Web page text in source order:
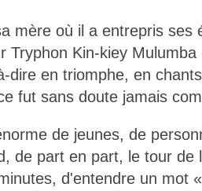
mère où il a entrepris ses
Tryphon Kin-kiey
dire en triomphe, en
fut sans doute jamais
de jeunes, de
de part en part, le tour de
d'entendre un mot